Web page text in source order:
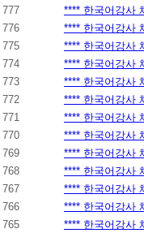
777
**** 한국어강사
776
**** 한국어강사
775
**** 한국어강사
774
**** 한국어강사
773
**** 한국어강사
772
**** 한국어강사
771
**** 한국어강사
770
**** 한국어강사
769
**** 한국어강사
768
**** 한국어강사
767
**** 한국어강사
766
**** 한국어강사
765
**** 한국어강사